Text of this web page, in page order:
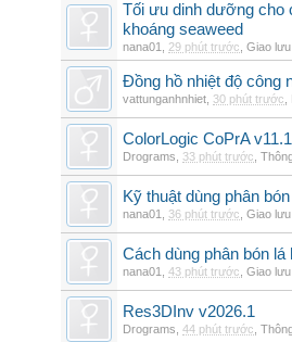
Tối ưu dinh dưỡng cho
khoáng seaweed
nana01 29 phút trước Giao lưu
Đồng hồ nhiệt độ công
vattunganhnhiet 30 phút trước
ColorLogic CoPrA v11.1
Drograms 33 phút trước
Kỹ thuật dùng phân
nana01 36 phút trước Giao lưu
Cách dùng phân bón
nana01 43 phút trước Giao lưu
Res3DInv v2026.1
Drograms 44 phút trước